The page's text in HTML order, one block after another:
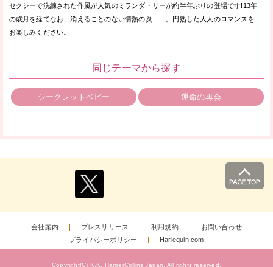
セクシーで洗練された作風が人気のミランダ・リーが約半年ぶりの登場です!13年
の歳月を経てなお、消えることのない情熱の炎——。円熟した大人のロマンスを
お楽しみください。
同じテーマから探す
シークレットベビー 運命の再会
会社案内 プレスリリース 利用規約
お問い合わせ
プライバシーポリシー
Harlequin.com
Copyright(C) K.K. HarperCollins Japan. All rights reserved.